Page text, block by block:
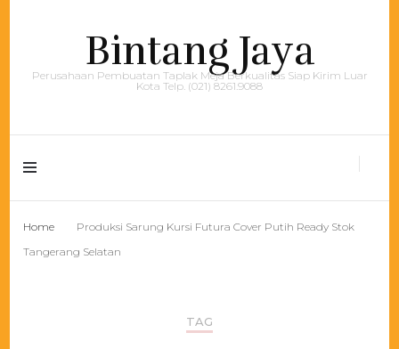
Bintang Jaya
Perusahaan Pembuatan Taplak Meja Berkualitas Siap Kirim Luar
Kota Telp. (021) 8261.9088
Home
Produksi Sarung Kursi Futura Cover Putih Ready Stok
Tangerang Selatan
TAG